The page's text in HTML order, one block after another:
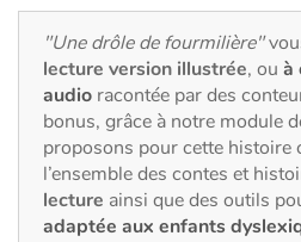
En famille
Quotidien et loisirs
À l'école
Fêtes et évènements
"Une drôle de fourmilière"
lecture version illustrée, ou à
audio racontée par des
bonus, grâce à notre module
proposons pour cette histoire
l’ensemble des contes et
lecture ainsi que des outils
adaptée aux enfants